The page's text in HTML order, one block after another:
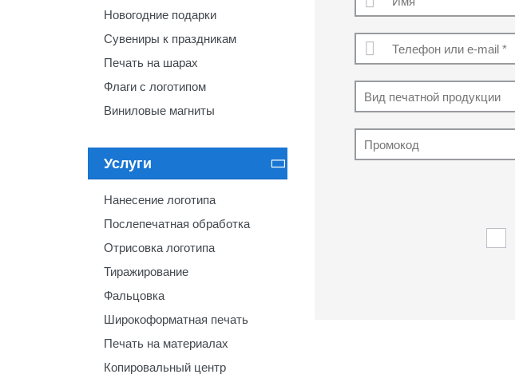
Новогодние подарки
Сувениры к праздникам
Печать на шарах
Флаги с логотипом
Виниловые магниты
Услуги 
Нанесение логотипа
Послепечатная обработка
Отрисовка логотипа
Тиражирование
Фальцовка
Широкоформатная печать
Печать на материалах
Копировальный центр